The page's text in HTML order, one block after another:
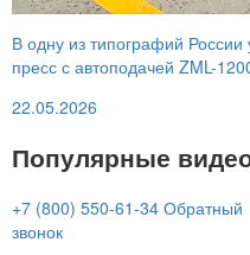
В одну из типографий
пресс с автоподачей ZML-
22.05.2026
Популярные
+7 (800) 550-61-34 Обратный
звонок